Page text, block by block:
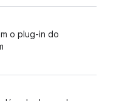
o plug-in do